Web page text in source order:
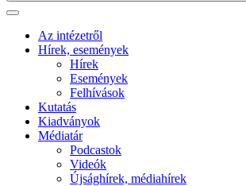
Az intézetről
Hírek, események
Hírek
Események
Felhívások
Kutatás
Kiadványok
Médiatár
Podcastok
Videók
Újsághírek, médiahírek